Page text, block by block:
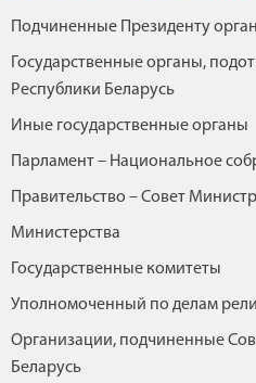
Подчиненные Президенту
Государственные органы,
Республики Беларусь
Иные государственные органы
Парламент – Национальное
Правительство – Совет
Министерства
Государственные комитеты
Уполномоченный по делам
Организации, подчиненные
Беларусь